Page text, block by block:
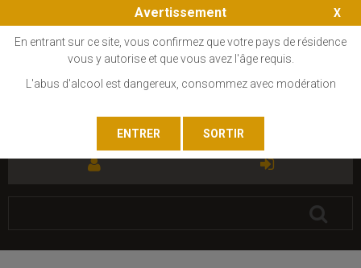
Avertissement
En entrant sur ce site, vous confirmez que votre pays de résidence
vous y autorise et que vous avez l'âge requis.
L'abus d'alcool est dangereux, consommez avec modération